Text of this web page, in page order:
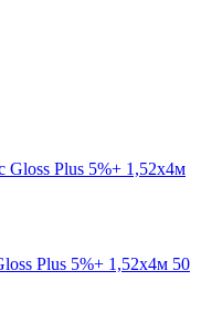
Plus 5%+ 1,52x4м 50